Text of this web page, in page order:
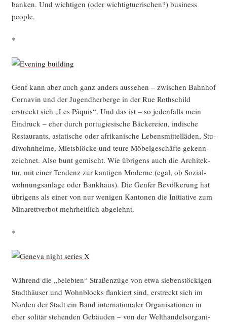
ban­ken. Und wich­ti­gen (oder wich­tig­tue­ri­schen?) busi­ness
people.
*
Genf kann aber auch ganz anders aus­se­hen – zwi­schen Bahn­hof
Cor­na­vin und der Jugend­her­ber­ge in der Rue Roth­schild
erstreckt sich „Les Pâquis“. Und das ist – so jeden­falls mein
Ein­druck – eher durch por­tu­gie­si­sche Bäcke­rei­en, indi­sche
Restau­rants, asia­ti­sche oder afri­ka­ni­sche Lebens­mit­tel­lä­den, Stu­
di­wohn­hei­me, Miets­blö­cke und teu­re Möbel­ge­schäf­te gekenn­
zeich­net. Also bunt gemischt. Wie übri­gens auch die Archi­tek­
tur, mit einer Ten­denz zur kan­ti­gen Moder­ne (egal, ob Sozi­al­
woh­nungs­an­la­ge oder Bank­haus). Die Gen­fer Bevöl­ke­rung hat
übri­gens als einer von nur weni­gen Kan­to­nen die Initia­ti­ve zum
Mina­rett­ver­bot mehr­heit­lich abgelehnt.
*
Wäh­rend die „beleb­ten“ Stra­ßen­zü­ge von etwa sie­ben­stö­cki­gen
Stadt­häu­ser und Wohn­blocks flan­kiert sind, erstreckt sich im
Nor­den der Stadt ein Band inter­na­tio­na­ler Orga­ni­sa­tio­nen in
eher soli­tär ste­hen­den Gebäu­den – von der Welt­han­dels­or­ga­ni­